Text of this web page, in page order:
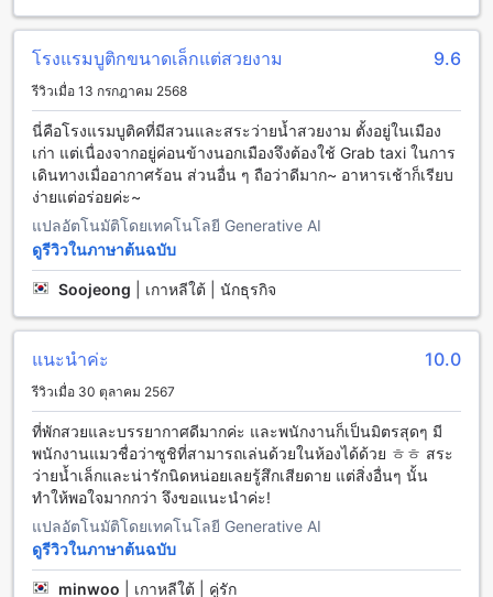
Extra Plus)
เดอะทเวนตี้ ลอดจ์ (SHA Extra Plus) ให้บริการอาหารอร่อยและ
สะดวกสบายที่จะทำให้คุณรู้สึกพอใจตลอดการเข้าพักของคุณ
โรงแรมมีห้องอาหารที่สวยงามและสะอาดที่คุณสามารถสัมผัสกับ
บรรยากาศที่เป็นกันเองของเชียงใหม่ได้ คุณสามารถเพลิดเพลิน
กับอาหารเช้าแบบบุฟเฟ่ต์ที่ห้องอาหารใหญ่ของโรงแรมทุกเช้า มี
หลากหลายเมนูให้เลือกตามความชอบของคุณ ไม่ว่าจะเป็นอาหาร
ไทยแบบดั้งเดิมหรืออาหารตะวันตกที่อร่อยและสดใหม่
ห้องพักที่หรูหราและสะดวกสบายที่เดอะทเวนตี้ ลอดจ์ (SHA Extra
Plus)
เดอะทเวนตี้ ลอดจ์ (SHA Extra Plus) มีห้องพักที่หลากหลายให้
ดับเบิ้ลมีขนาด 30 ตารางเมตรพร้อมเตียงคิงไซส์ ส่วนห้องดีลักซ์
ทวินเบดมีขนาดเดียวกัน 30 ตารางเมตรแต่มาพร้อมเตียงเดี่ยว
สำหรับครอบครัวที่มีสมาชิกมากกว่าหนึ่งคน ห้องครอบครัวมี
ขนาด 30 ตารางเมตรและมีเตียงเดี่ยวหรือเตียงคิงเพื่อให้คุณได้
เลือกสรรค์ตามความต้องการของคุณ สำหรับครอบครัวที่มีสมาชิก
มากกว่าหนึ่งคนและต้องการพื้นที่มากขึ้น เรามีห้องครอบครัวแก
รนด์ที่มีขนาด 55 ตารางเมตรและมีเตียงเดี่ยวหรือเตียงคิง ไม่ว่า
คุณจะเลือกห้องใดก็ตาม คุณสามารถจองห้องพักเหล่านี้ได้ง่ายๆ
ผ่าน Agoda ซึ่งจะให้คุณได้รับราคาที่ดีที่สุดและประสบการณ์การ
จองที่สะดวกสบาย
โรงแรมบูติกขนาดเล็กแต่สวยงาม 9.6
รีวิวเมื่อ 13 กรกฎาคม 2568
นี่คือโรงแรมบูติคที่มีสวนและสระว่ายน้ำสวยงาม ตั้งอยู่ในเมือง
เก่า แต่เนื่องจากอยู่ค่อนข้างนอกเมืองจึงต้องใช้ Grab taxi ในการ
เดินทางเมื่ออากาศร้อน ส่วนอื่น ๆ ถือว่าดีมาก~ อาหารเช้าก็เรียบ
ง่ายแต่อร่อยค่ะ~
แปลอัตโนมัติโดยเทคโนโลยี Generative AI
ดูรีวิวในภาษาต้นฉบับ
Soojeong เกาหลีใต้ | นักธุรกิจ
แนะนำค่ะ 10.0
รีวิวเมื่อ 30 ตุลาคม 2567
ที่พักสวยและบรรยากาศดีมากค่ะ และพนักงานก็เป็นมิตรสุดๆ มี
พนักงานแมวชื่อว่าซูชิที่สามารถเล่นด้วยในห้องได้ด้วย ㅎㅎ สระ
ว่ายน้ำเล็กและน่ารักนิดหน่อยเลยรู้สึกเสียดาย แต่สิ่งอื่นๆ นั้น
ทำให้พอใจมากกว่า จึงขอแนะนำค่ะ!
แปลอัตโนมัติโดยเทคโนโลยี Generative AI
ดูรีวิวในภาษาต้นฉบับ
minwoo เกาหลีใต้ | คู่รัก